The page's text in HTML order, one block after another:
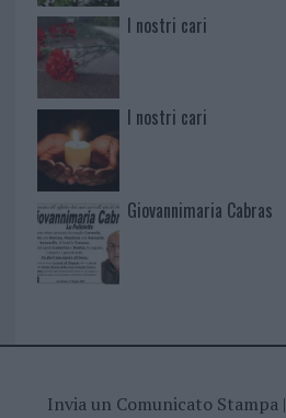
I nostri cari
I nostri cari
Giovannimaria Cabras
Invia un Comunicato Stampa|